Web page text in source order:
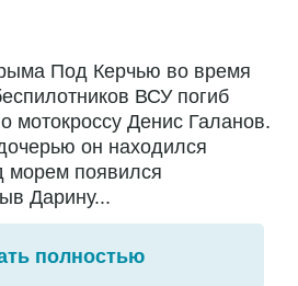
Под Керчью во время
ВСУ погиб
мотокроссу Денис Галанов.
он находился
морем появился
Дарину...
полностью